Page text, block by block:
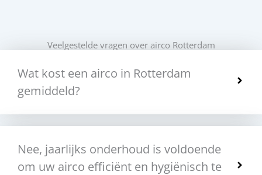
Veelgestelde vragen over airco Rotterdam
Wat kost een airco in Rotterdam
gemiddeld?
Nee, jaarlijks onderhoud is voldoende
om uw airco efficiënt en hygiënisch te